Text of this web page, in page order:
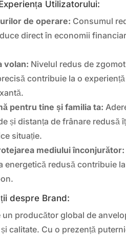
Utilizatorului:
de operare: Consumul
direct în economii
volan: Nivelul redus de
contribuie la o
pentru tine și familia ta:
și distanța de frânare redusă
situație.
mediului înconjurător:
energetică redusă contribuie
despre Brand:
un producător global de
calitate. Cu o prezență